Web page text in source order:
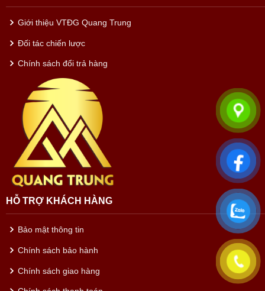
Giới thiệu VTĐG Quang Trung
Đối tác chiến lược
Chính sách đổi trả hàng
HỖ TRỢ KHÁCH HÀNG
Bảo mật thông tin
Chính sách bảo hành
Chính sách giao hàng